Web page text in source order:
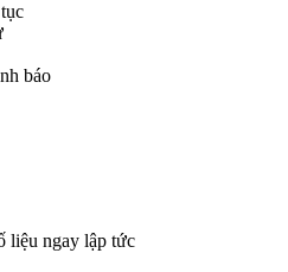
báo
liệu ngay lập tức